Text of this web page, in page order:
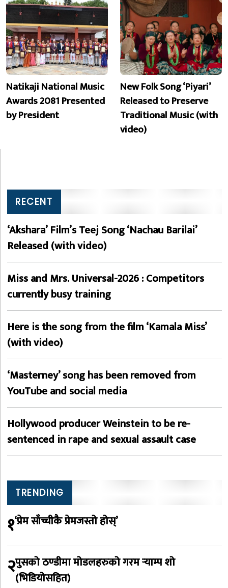
Natikaji National Music
Awards 2081 Presented
by President
New Folk Song ‘Piyari’
Released to Preserve
Traditional Music (with
video)
RECENT
‘Akshara’ Film’s Teej Song ‘Nachau Barilai’
Released (with video)
Miss and Mrs. Universal-2026 : Competitors
currently busy training
Here is the song from the film ‘Kamala Miss’
(with video)
‘Masterney’ song has been removed from
YouTube and social media
Hollywood producer Weinstein to be re-
sentenced in rape and sexual assault case
TRENDING
१‘प्रेम साँच्चीकै प्रेमजस्तो होस्’
२पुसको ठण्डीमा मोडलहरुको गरम र्‍याम्प शो
(भिडियोसहित)